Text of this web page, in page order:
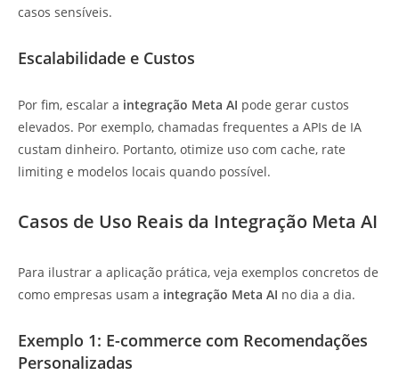
casos sensíveis.
Escalabilidade e Custos
Por fim, escalar a integração Meta AI pode gerar custos
elevados. Por exemplo, chamadas frequentes a APIs de IA
custam dinheiro. Portanto, otimize uso com cache, rate
limiting e modelos locais quando possível.
Casos de Uso Reais da Integração Meta AI
Para ilustrar a aplicação prática, veja exemplos concretos de
como empresas usam a integração Meta AI no dia a dia.
Exemplo 1: E-commerce com Recomendações
Personalizadas